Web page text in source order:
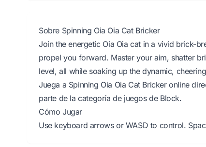
Sobre Spinning Oia Oia Cat Bricker
Join the energetic Oia Oia cat in a vivid brick-
propel you forward. Master your aim, shatter
level, all while soaking up the dynamic,
Juega a Spinning Oia Oia Cat Bricker online
parte de la categoría de juegos de Block.
Cómo Jugar
Use keyboard arrows or WASD to control.